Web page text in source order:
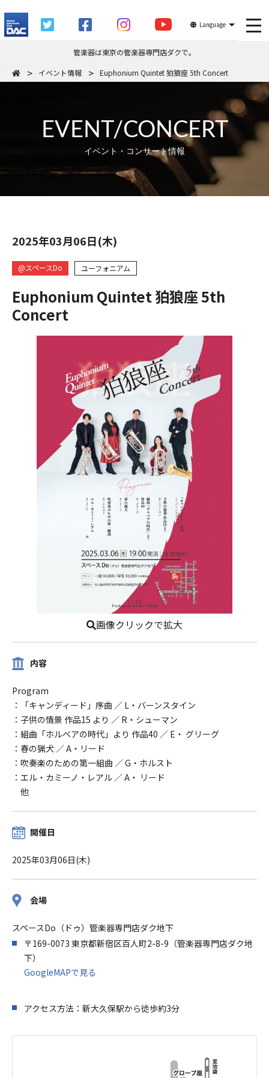
Language
管楽器は東京の管楽器専門店ダクで。
イベント情報
Euphonium Quintet 狛狼座 5th Concert
EVENT/CONCERT
イベント・コンサート情報
2025年03月06日(木)
@スペースDo ユーフォニアム
Euphonium Quintet 狛狼座 5th
Concert
画像クリックで拡大
内容
Program
：「キャンディード」序曲 ／ L・バーンスタイン
：子供の情景 作品15 より ／ R・シューマン
：組曲「ホルベアの時代」より 作品40 ／ E・ グリーグ
：春の猟犬 ／ A・リード
：吹奏楽のための第一組曲 ／ G・ホルスト
：エル・カミーノ・レアル ／ A・ リード
他
開催日
2025年03月06日(木)
会場
スペースDo（ドゥ）管楽器専門店ダク地下
〒169-0073 東京都新宿区百人町2-8-9（管楽器専門店ダク地
下）
GoogleMAPで見る
アクセス方法：新大久保駅から徒歩約3分